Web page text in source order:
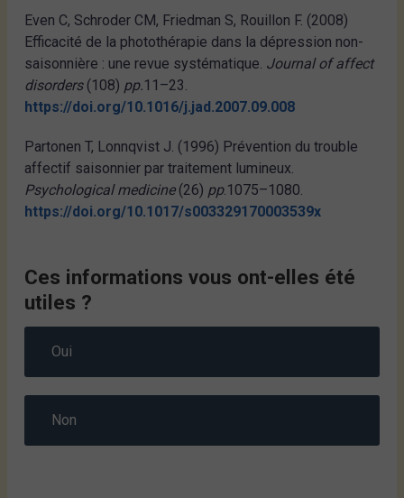
Even C, Schroder CM, Friedman S, Rouillon F. (2008)
Efficacité de la photothérapie dans la dépression non-
saisonnière : une revue systématique. Journal of affect
disorders(108) pp.11–23.
https://doi.org/10.1016/j.jad.2007.09.008
Partonen T, Lonnqvist J. (1996) Prévention du trouble
affectif saisonnier par traitement lumineux.
Psychological medicine(26) pp.1075–1080.
https://doi.org/10.1017/s003329170003539x
Ces informations vous ont-elles été
utiles ?
Oui
Non